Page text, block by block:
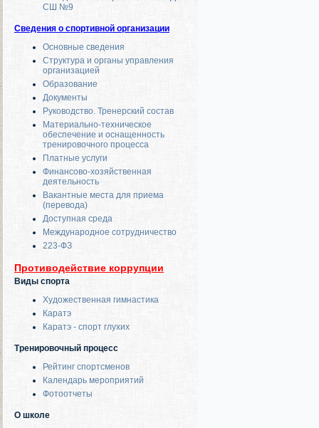
СШ №9
Сведения о спортивной организации
Основные сведения
Структура и органы управления
организацией
Образование
Документы
Руководство. Тренерский состав
Материально-техническое
обеспечение и оснащенность
тренировочного процесса
Платные услуги
Финансово-хозяйственная
деятельность
Вакантные места для приема
(перевода)
Доступная среда
Международное сотрудничество
223-ФЗ
Противодействие коррупции
Виды спорта
Художественная гимнастика
Каратэ
Каратэ - спорт глухих
Тренировочный процесс
Рейтинг спортсменов
Календарь мероприятий
Фотоотчеты
О школе